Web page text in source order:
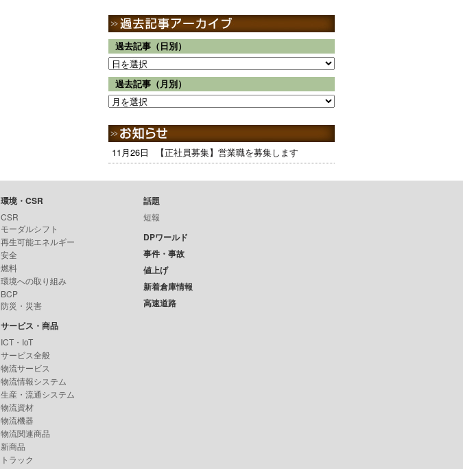
過去記事（日別）
過去記事（月別）
11月26日 【正社員募集】営業職を募集します
環境・CSR
CSR
モーダルシフト
再生可能エネルギー
安全
燃料
環境への取り組み
BCP
防災・災害
サービス・商品
ICT・IoT
サービス全般
物流サービス
物流情報システム
生産・流通システム
物流資材
物流機器
物流関連商品
新商品
トラック
話題
短報
DPワールド
事件・事故
値上げ
新着倉庫情報
高速道路